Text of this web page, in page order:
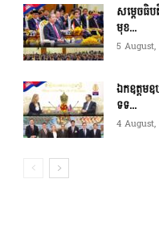
សម្ដេចធិ
មុខ...
5 August,
ឯកឧត្តមឧ
ទទ...
4 August,